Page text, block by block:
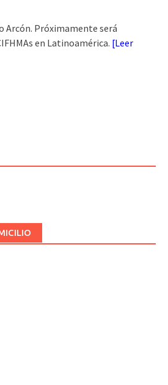
Arcón. Próximamente será
en Latinoamérica. [Leer